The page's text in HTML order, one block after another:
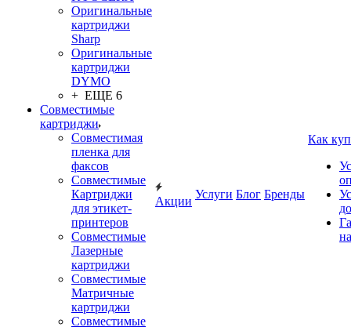
Оригинальные
картриджи
Sharp
Оригинальные
картриджи
DYMO
+ ЕЩЕ 6
Совместимые
картриджи
Совместимая
пленка для
факсов
Совместимые
Картриджи
для этикет-
принтеров
Совместимые
Лазерные
картриджи
Совместимые
Матричные
картриджи
Совместимые
Акции
Услуги Блог Бренды
Как